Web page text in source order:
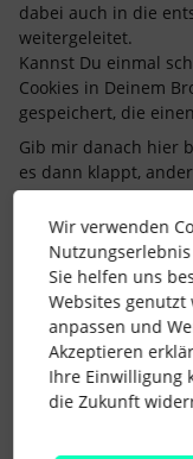
dabei auch in die
weitergeleitet.
Kannst Du einmal
Cookies in Deinem
gespeichert, die
Gib mir danach hier
es dann klappt,
gemeinsam etwas
Liebe Grüße
Marc
Ehemaliger
1 Personen
Wir verwenden
Sie helfen uns
Websites
anpassen und
Akzeptieren
Ihre Einwilligung
die Zukunft